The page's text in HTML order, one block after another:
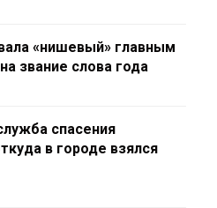
«нишевый» главным
звание слова года
спасения
в городе взялся